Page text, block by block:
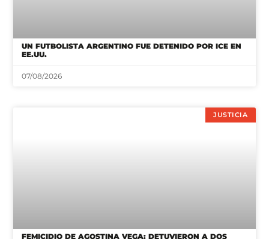
UN FUTBOLISTA ARGENTINO FUE DETENIDO POR ICE EN
EE.UU.
07/08/2026
JUSTICIA
FEMICIDIO DE AGOSTINA VEGA: DETUVIERON A DOS